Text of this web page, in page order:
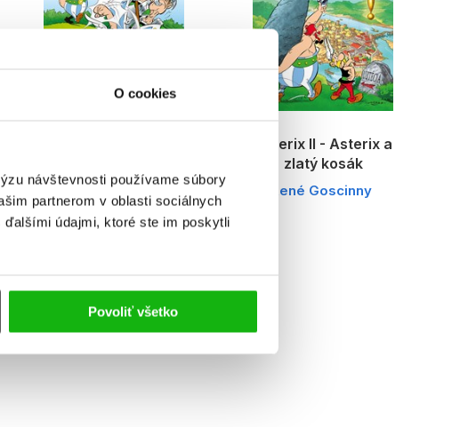
O cookies
návštevnosti používame súbory
partnerom v oblasti sociálnych
údajmi, ktoré ste im poskytli
Povoliť všetko
René Goscinny
Asterix II - Asterix a
zlatý kosák
René Goscinny